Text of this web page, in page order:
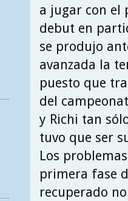
a jugar con el
debut en
se produjo
avanzada la
puesto que
del
y Richi tan
tuvo que ser
Los
primera fase
recuperado